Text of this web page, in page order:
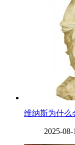
维纳斯为什么
2025-